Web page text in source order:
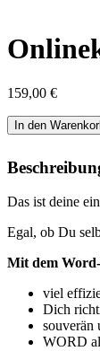
159,00 €
Onlinekurs:
WORD-
Selbstlernkurs
E-
Betreuung)
Menge
In den
Das ist deine
Egal, ob Du
Mit dem
viel
Dich
souverän
WORD